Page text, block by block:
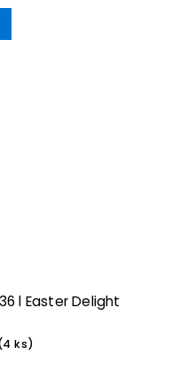
l Easter Delight
ks)